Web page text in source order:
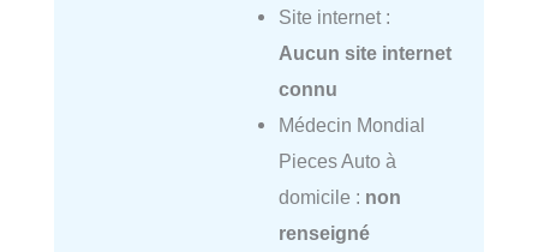
Site internet :
Aucun site internet
connu
Médecin Mondial
Pieces Auto à
domicile : non
renseigné